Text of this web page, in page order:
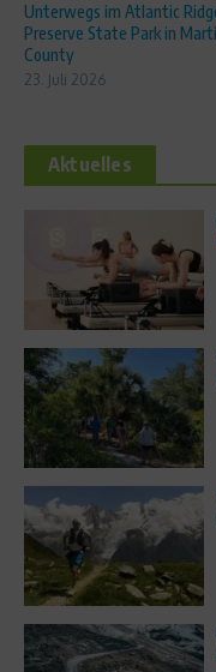
Unterwegs im Atlantic
Preserve State Park in
County
23. Juli 2026
Aktuelles